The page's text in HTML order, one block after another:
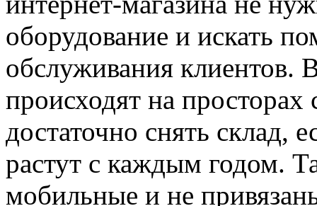
оборудование и искать
обслуживания клиентов.
происходят на просторах
достаточно снять склад,
растут с каждым годом.
мобильные и не